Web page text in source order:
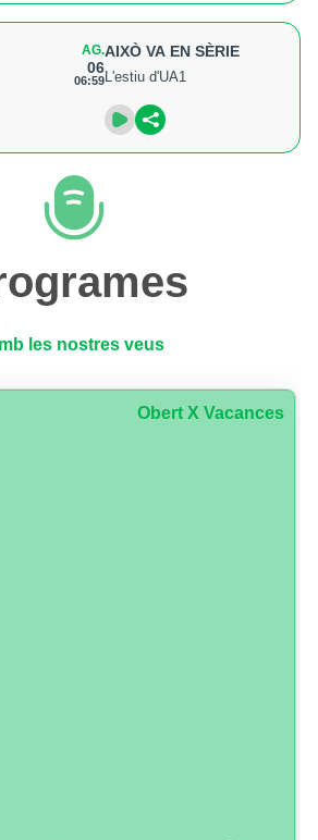
AG.
06
06:59
AIXÒ VA EN SÈRIE
L'estiu d'UA1
les nostres veus
Obert X Vacances